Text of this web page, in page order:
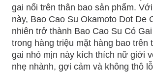
gai nổi trên thân bao sản phẩm.
này, Bao Cao Su Okamoto Dot De
nhiên trở thành Bao Cao Su Có
trong hàng triệu mặt hàng bao trên
gai nhỏ mịn này kích thích nữ giới
nhẹ nhành, gợi cảm và không thô